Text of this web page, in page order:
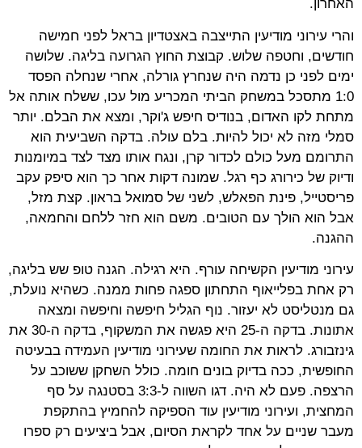
האחרון.
והרי עירוני מודיעין התייצבה באצטדיון בראל לפני חמישה
חודשים, וחטפה שלוש. קבוצת החוץ הגרועה בליגה. שלושה
ימים לפני כן נדמה היה שנחרץ גורלה, אחרי שנחלה הפסד
1:0 מתסכל במשחק הביתי המכריע מול עכו, ששלח אותה אל
מתחת לקו האדום, בנודיס חיפש ג'וקר, ומצא את הבלם. יותר
סמלי מזה לא יכול להיות. בלם עולה. בדקה השביעית הוא
התרומם מעל כולם לכדור קרן, ונגח אותו מצד לצד במיומנות
ודיוק של כירורג כף רגל. שמונה דקות אחר כך הוא סיפק עקב
פריסטייל, פינת הפאלש, לשני של סמואל בראון. קצת מזל,
אבל הוא הולך עם הטובים. משם הוא חזר ללחם והחמאה,
ההגנה.
עירוני מודיעין הקשיחה עורף. היא רגילה. הגנה טופ שש בליגה,
רק אחת בפלייאוף התחתון ספגה פחות ממנה. כשהיא נועלת,
גם מנטליסט לא יעזור. נוף הגליל חיפשה וחיפשה ומצאה
אתונות. בדקה ה-25 היא פגשה את המשקוף, בדקה ה-30 את
גינזבורג. לראות את החומה שעירוני מודיעין העמידה בבעיטה
החופשית, ככה בדיוק בונים חומה. כולל השחקן ששוכב על
הרצפה. פעם לא היה. דגו השווה ל-3:3 בסטנגה על סף
המחצית, ועירוני מודיעין עוד הספיקה להחמיץ בהתקפת
מעבר שניים על אחד לקראת הסיום, אבל ביציעים רק ספרו